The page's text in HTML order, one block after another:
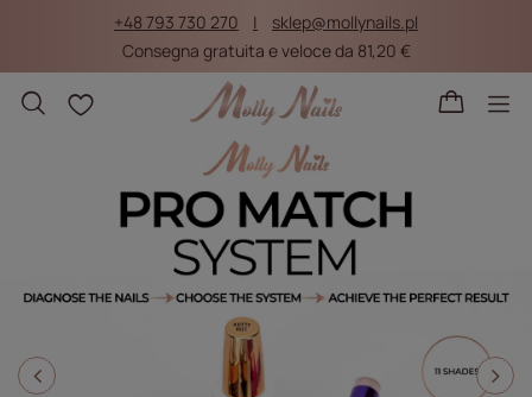
+48 793 730 270
sklep@mollynails.pl
Consegna gratuita e veloce da 81,20 €
Liste della spesa